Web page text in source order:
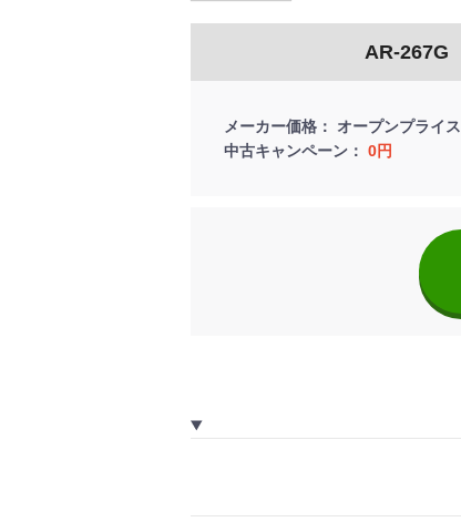
AR-267G
メーカー価格
オープンプライス
中古キャンペーン
0円